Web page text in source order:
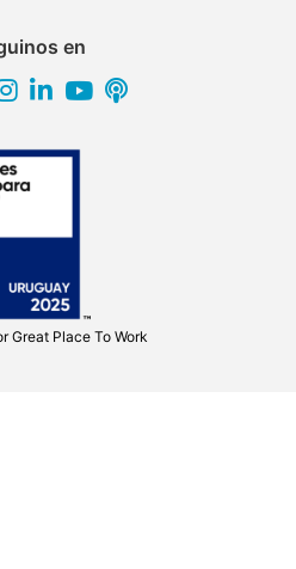
en
Great Place To Work